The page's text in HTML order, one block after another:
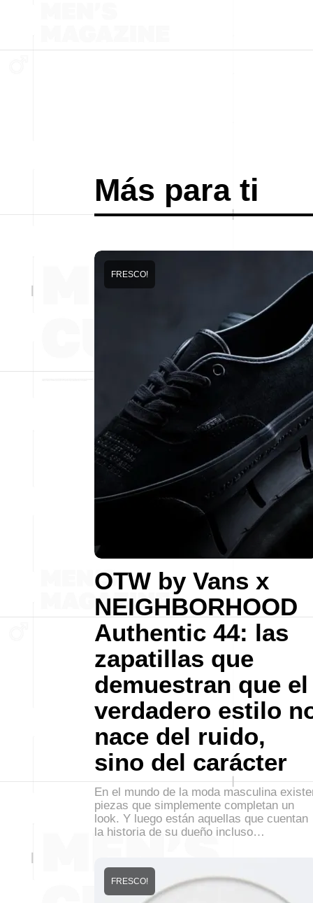
Más para ti
OTW by Vans x
NEIGHBORHOOD
Authentic 44: las
zapatillas que
demuestran que el
verdadero estilo
nace del ruido,
sino del carácter
FRESCO!
En el mundo de la moda masculina
piezas que simplemente completan un
look. Y luego están aquellas que cuentan
la historia de su dueño incluso…
FRESCO!